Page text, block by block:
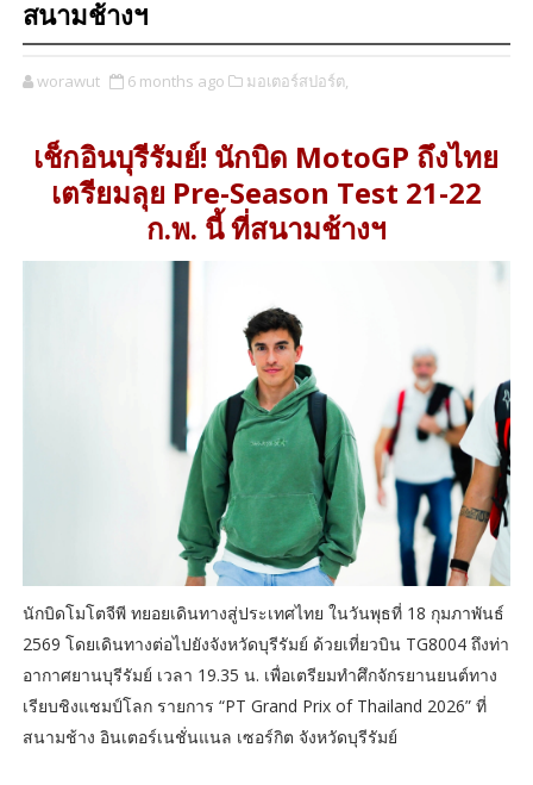
สนามช้างฯ
worawut 6 months ago มอเตอร์สปอร์ต,
เช็กอินบุรีรัมย์! นักบิด MotoGP ถึงไทย
เตรียมลุย Pre-Season Test 21-22
ก.พ. นี้ ที่สนามช้างฯ
นักบิดโมโตจีพี ทยอยเดินทางสู่ประเทศไทย ในวันพุธที่ 18 กุมภาพันธ์
2569 โดยเดินทางต่อไปยังจังหวัดบุรีรัมย์ ด้วยเที่ยวบิน TG8004 ถึงท่า
อากาศยานบุรีรัมย์ เวลา 19.35 น. เพื่อเตรียมทำศึกจักรยานยนต์ทาง
เรียบชิงแชมป์โลก รายการ “PT Grand Prix of Thailand 2026” ที่
สนามช้าง อินเตอร์เนชั่นแนล เซอร์กิต จังหวัดบุรีรัมย์